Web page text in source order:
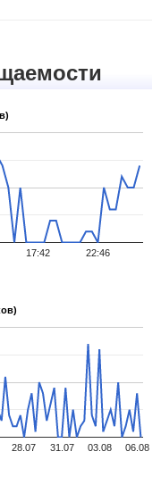
17:42 22:46
28.07 31.07 03.08 06.08